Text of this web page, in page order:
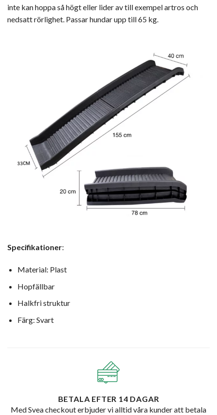
inte kan hoppa så högt eller lider av till exempel artros och
nedsatt rörlighet. Passar hundar upp till 65 kg.
Specifikationer:
Material: Plast
Hopfällbar
Halkfri struktur
Färg: Svart
BETALA EFTER 14 DAGAR
Med Svea checkout erbjuder vi alltid våra kunder att betala